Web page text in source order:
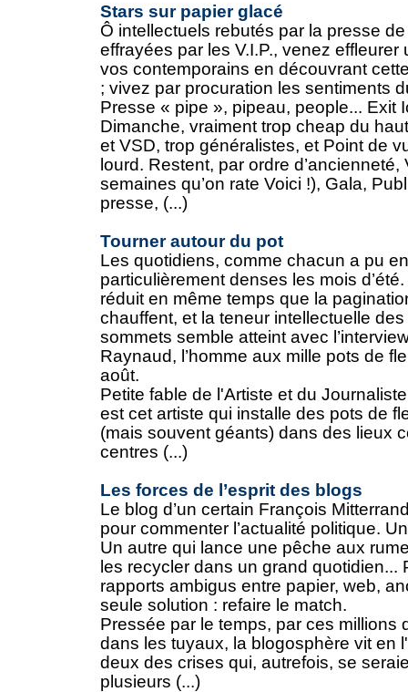
Stars sur papier glacé
Ô intellectuels rebutés par la presse
effrayées par les V.I.P., venez
vos contemporains en découvrant
; vivez par procuration les sentiments
Presse « pipe », pipeau, people... Exit
Dimanche, vraiment trop cheap du
et VSD, trop généralistes, et Point de
lourd. Restent, par ordre
semaines qu’on rate Voici !), Gala,
presse, (...)
Tourner autour du pot
Les quotidiens, comme chacun a pu
particulièrement denses les mois
réduit en même temps que la
chauffent, et la teneur intellectuelle
sommets semble atteint avec
Raynaud, l’homme aux mille pots de
août.
Petite fable de l'Artiste et du
est cet artiste qui installe des pots de
(mais souvent géants) dans des lieux
centres (...)
Les forces de l’esprit des blogs
Le blog d’un certain François
pour commenter l’actualité politique.
Un autre qui lance une pêche aux
les recycler dans un grand quotidien...
rapports ambigus entre papier, web,
seule solution : refaire le match.
Pressée par le temps, par ces millions
dans les tuyaux, la blogosphère vit en
deux des crises qui, autrefois, se
plusieurs (...)